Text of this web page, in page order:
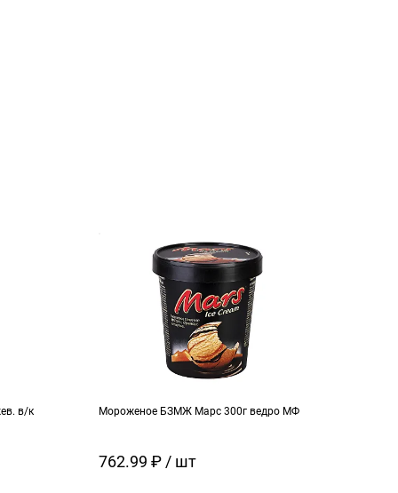
в/к
Мороженое БЗМЖ Марс 300г ведро МФ
762.99 ₽ / шт